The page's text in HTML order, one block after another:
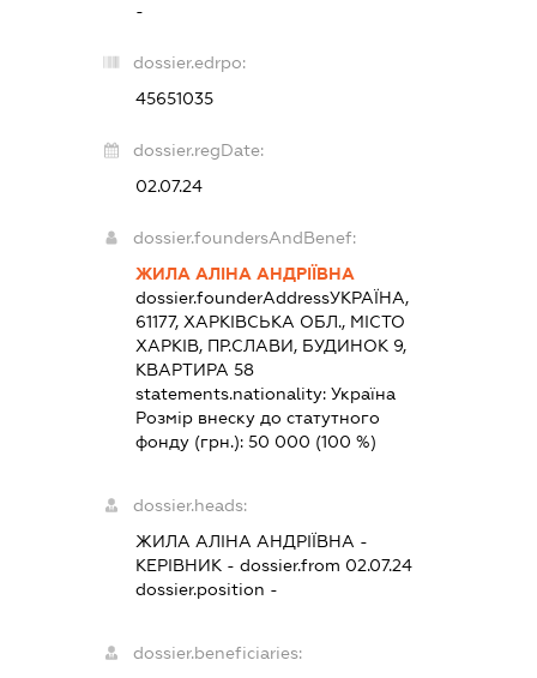
-
dossier.edrpo:
45651035
dossier.regDate:
02.07.24
dossier.foundersAndBenef:
ЖИЛА АЛІНА АНДРІЇВНА
dossier.founderAddressУКРАЇНА,
61177, ХАРКІВСЬКА ОБЛ., МІСТО
ХАРКІВ, ПР.СЛАВИ, БУДИНОК 9,
КВАРТИРА 58
statements.nationality:Україна
Розмір внеску до статутного
фонду (грн.):50 000 (100 %)
dossier.heads:
ЖИЛА АЛІНА АНДРІЇВНА -
КЕРІВНИК - dossier.from 02.07.24
dossier.position -
dossier.beneficiaries: